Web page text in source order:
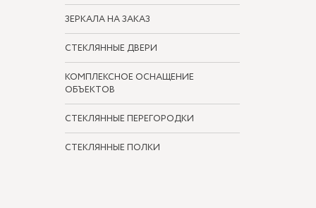
ЗЕРКАЛА НА ЗАКАЗ
СТЕКЛЯННЫЕ ДВЕРИ
КОМПЛЕКСНОЕ ОСНАЩЕНИЕ
ОБЪЕКТОВ
СТЕКЛЯННЫЕ ПЕРЕГОРОДКИ
СТЕКЛЯННЫЕ ПОЛКИ